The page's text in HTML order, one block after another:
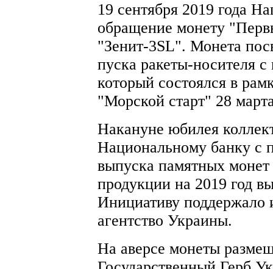
19 cентября 2019 года
обращение монету
"Зенит-3SL". Монета
пуска ракеты-носителя
который состоялся в
"Морской старт" 28
Накануне юбилея
Национальному банку с
выпуска памятных
продукции на 2019 год
Инициативу поддержало
агентство Украины.
На аверсе монеты